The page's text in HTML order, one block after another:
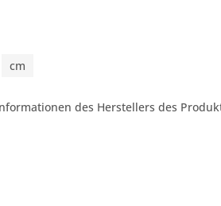
cm
des Herstellers des